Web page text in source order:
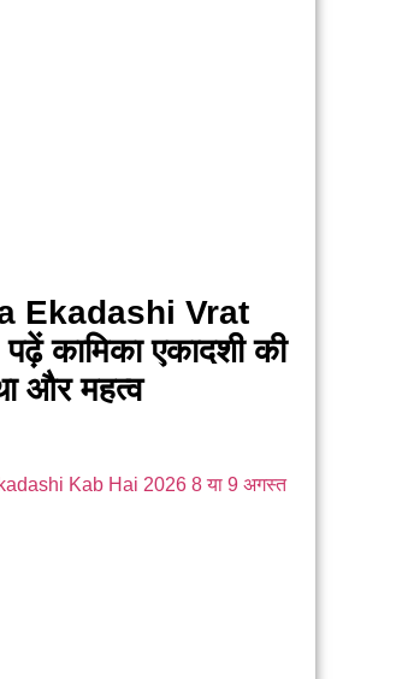
Ekadashi Vrat
कामिका एकादशी की
और महत्व